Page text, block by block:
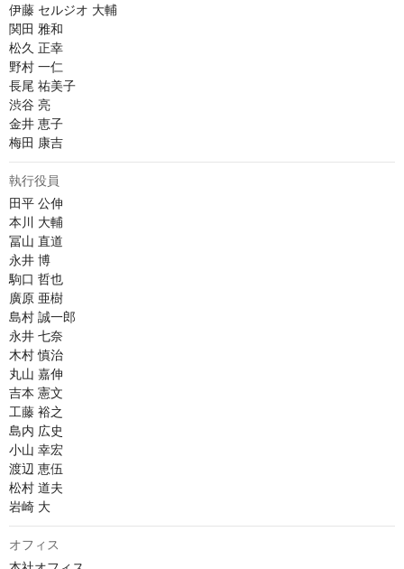
伊藤 セルジオ 大輔
関田 雅和
松久 正幸
野村 一仁
長尾 祐美子
渋谷 亮
金井 恵子
梅田 康吉
執行役員
田平 公伸
本川 大輔
冨山 直道
永井 博
駒口 哲也
廣原 亜樹
島村 誠一郎
永井 七奈
木村 慎治
丸山 嘉伸
吉本 憲文
工藤 裕之
島内 広史
小山 幸宏
渡辺 恵伍
松村 道夫
岩崎 大
オフィス